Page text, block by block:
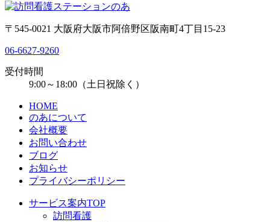
〒545-0021 大阪府大阪市阿倍野区阪南町4丁目15-23
06-6627-9260
受付時間
9:00～18:00（土日祝除く）
HOME
のあについて
会社概要
お問い合わせ
ブログ
お知らせ
プライバシーポリシー
サービス案内TOP
訪問看護